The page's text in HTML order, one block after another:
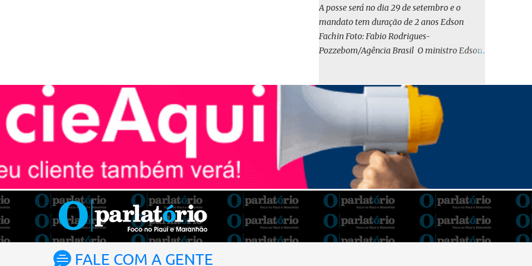
em iene japonês é mais vantajosa sob os
aspectos econômico e financeiro. Embora o
custo dos juros em dólares possa parecer
inferior no curto prazo, a opção pelo iene
tanto pela sua menor volatilidade cambial
quanto pela estabilidade da taxa de juros
atrelada à TONA”, explica. O deputado
Gustavo Neiva (PP) votou contra o projeto de
l...
A posse será no dia 29 de setembro e o
mandato tem duração de 2 anos Edson
Fachin Foto: Fabio Rodrigues-
Pozzebom/Agência Brasil O ministro Edson
Tribunal Federal (STF) pelos próximos dois
anos. O vice-presidente será o ministro
Alexandre de Moraes. A posse será no dia 29
de setembro. A votação foi feita de forma
simbólica pelo plenário da Corte.
Atualmente, Fachin é o vice-presidente e,
pelo critério de antiguidade, deve assumir o
cargo. Conforme o regimento interno, o
tribunal deve ser comandado pelo ministro
mais antigo que ainda não presidiu a Corte.
O novo presidente vai suceder a Luís Roberto
FALE COM A GENTE